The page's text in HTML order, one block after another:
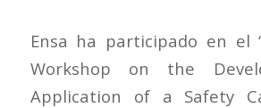
Ensa ha participado en el
Workshop on the
Application of a Safety